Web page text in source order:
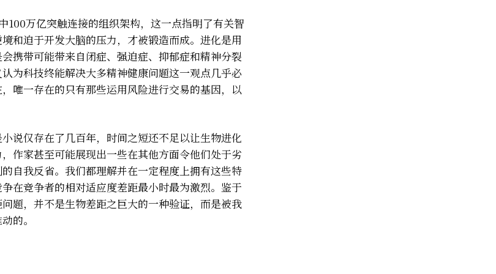
万亿突触连接的组织架构，这一点指明了有关智
和迫于开发大脑的压力，才被锻造而成。进化是用
携带可能带来自闭症、强迫症、抑郁症和精神分裂
为科技终能解决大多精神健康问题这一观点几乎必
唯一存在的只有那些运用风险进行交易的基因，以
说仅存在了几百年，时间之短还不足以让生物进化
作家甚至可能展现出一些在其他方面令他们处于劣
自我反省。我们都理解并在一定程度上拥有这些特
竞争者的相对适应度差距最小时最为激烈。鉴于
题，并不是生物差距之巨大的一种验证，而是被我
的。